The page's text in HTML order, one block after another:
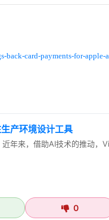
card-payments-for-apple-
产环境设计工具
年来，借助AI技术的推动
0